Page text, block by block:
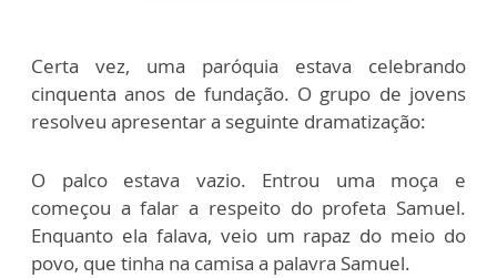
Certa vez, uma paróquia estava celebrando
cinquenta anos de fundação. O grupo de jovens
resolveu apresentar a seguinte dramatização:
O palco estava vazio. Entrou uma moça e
começou a falar a respeito do profeta Samuel.
Enquanto ela falava, veio um rapaz do meio do
povo, que tinha na camisa a palavra Samuel.